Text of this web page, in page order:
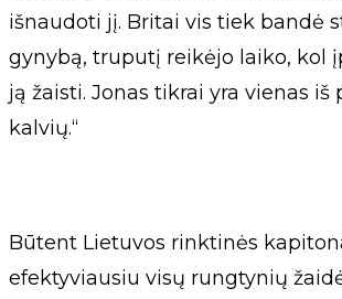
išnaudoti jį. Britai vis tiek bandė
gynybą, truputį reikėjo laiko, kol
ją žaisti. Jonas tikrai yra vienas iš
kalvių.“
Būtent Lietuvos rinktinės
efektyviausiu visų rungtynių